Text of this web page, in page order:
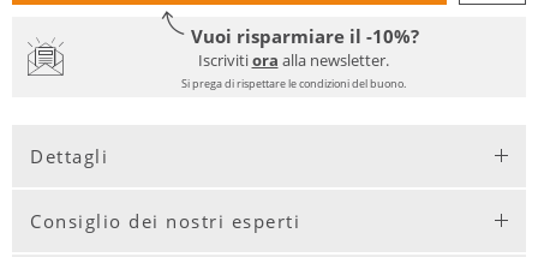
Vuoi risparmiare il -10%?
Iscrivitiora alla newsletter.
Si prega di rispettare le condizioni del buono.
Dettagli
Consiglio dei nostri esperti